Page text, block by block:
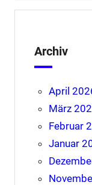
Archiv
April
März
Februar
Januar